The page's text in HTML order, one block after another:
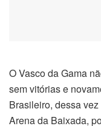
O Vasco da Gama
sem vitórias e
Brasileiro, dessa
Arena da Baixada,